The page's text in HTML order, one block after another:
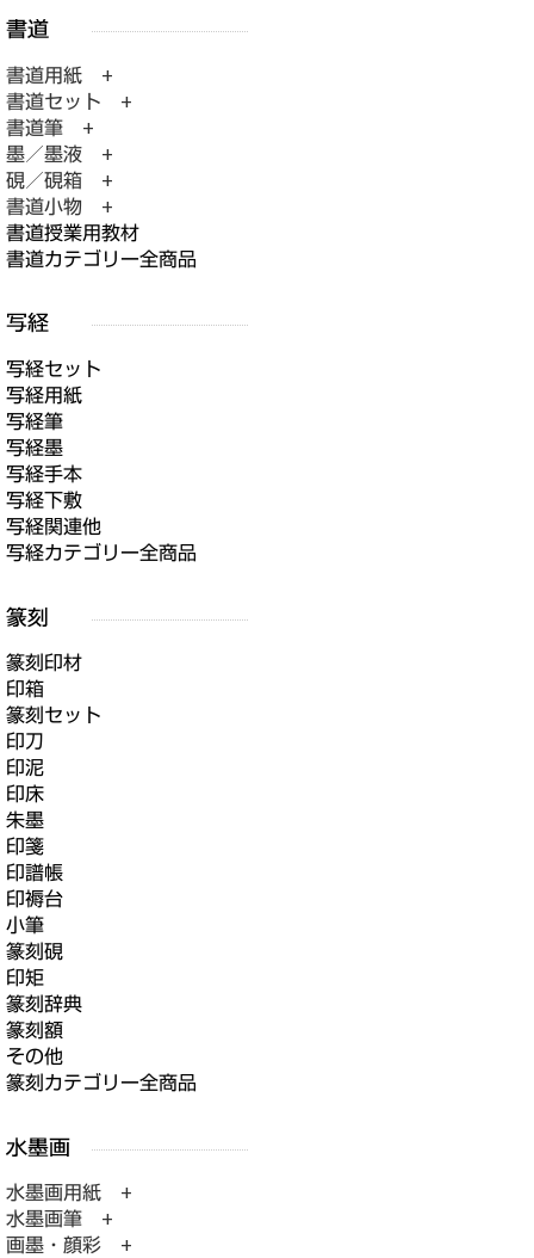
書道用紙 +
書道セット +
書道筆 +
墨／墨液 +
硯／硯箱 +
書道小物 +
書道授業用教材
書道カテゴリー全商品
写経セット
写経用紙
写経筆
写経墨
写経手本
写経下敷
写経関連他
写経カテゴリー全商品
篆刻印材
印箱
篆刻セット
印刀
印泥
印床
朱墨
印箋
印譜帳
印褥台
小筆
篆刻硯
印矩
篆刻辞典
篆刻額
その他
篆刻カテゴリー全商品
水墨画用紙 +
水墨画筆 +
画墨・顔彩 +